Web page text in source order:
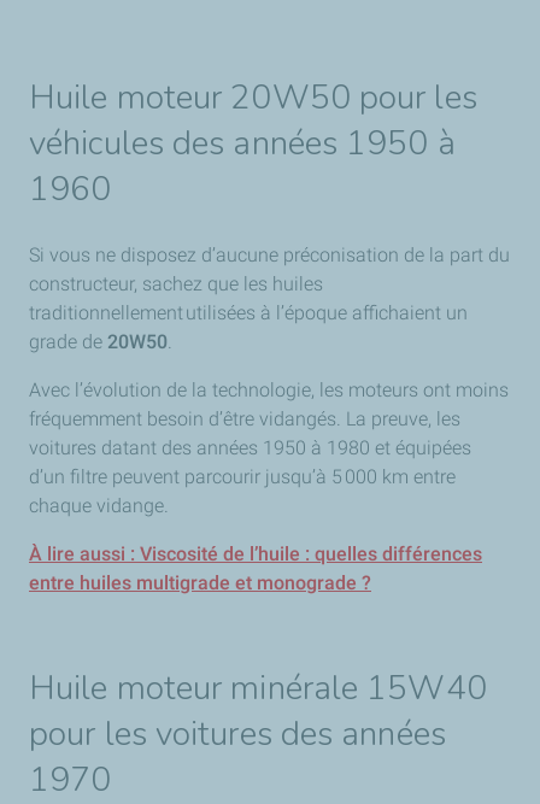
Huile moteur 20W50 pour les
véhicules des années 1950 à
1960
Si vous ne disposez d’aucune préconisation de la part du
constructeur, sachez que les huiles
traditionnellement utilisées à l’époque affichaient un
grade de 20W50.
Avec l’évolution de la technologie, les moteurs ont moins
fréquemment besoin d’être vidangés. La preuve, les
voitures datant des années 1950 à 1980 et équipées
d’un filtre peuvent parcourir jusqu’à 5 000 km entre
chaque vidange.
À lire aussi : Viscosité de l’huile : quelles différences
entre huiles multigrade et monograde ?
Huile moteur minérale 15W40
pour les voitures des années
1970